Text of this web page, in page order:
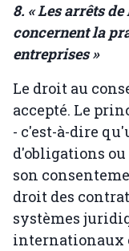
8. « Les arrêts
concernent la
entreprises »
Le droit au
accepté. Le
- c'est-à-dire
d'obligations
son
droit des
systèmes
internationaux